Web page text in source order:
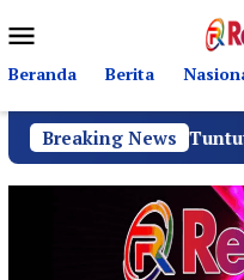
ke
kontenMobile
Beranda Berita
Breaking News
Tuntut Netralitas